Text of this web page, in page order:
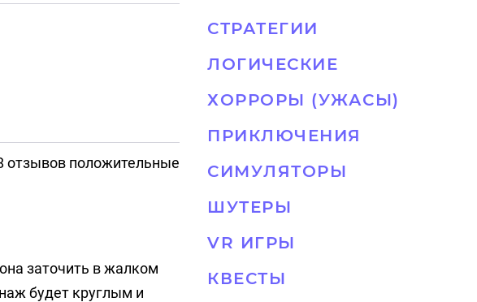
отзывов положительные
заточить в жалком
будет круглым и
СТРАТЕГИИ
ЛОГИЧЕСКИЕ
ХОРРОРЫ (УЖАСЫ)
ПРИКЛЮЧЕНИЯ
СИМУЛЯТОРЫ
ШУТЕРЫ
VR ИГРЫ
КВЕСТЫ